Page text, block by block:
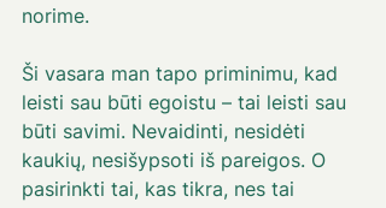
norime.
Ši vasara man tapo priminimu, kad
leisti sau būti egoistu – tai leisti sau
būti savimi. Nevaidinti, nesidėti
kaukių, nesišypsoti iš pareigos. O
pasirinkti tai, kas tikra, nes tai